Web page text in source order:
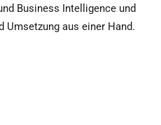
Business Intelligence und
Umsetzung aus einer Hand.